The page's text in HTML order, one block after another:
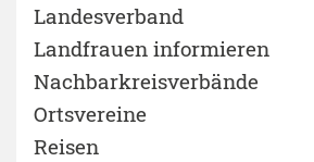
Landesverband
Landfrauen informieren
Nachbarkreisverbände
Ortsvereine
Reisen